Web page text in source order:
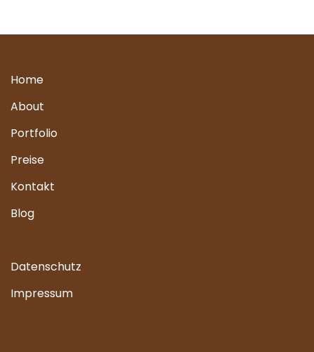
Home
About
Portfolio
Preise
Kontakt
Blog
Datenschutz
Impressum